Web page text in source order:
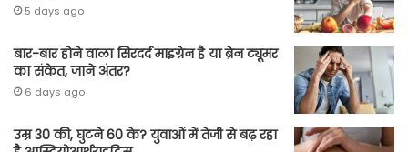
5 days ago
बार-बार होने वाला सिरदर्द माइग्रेन है या ब्रेन ट्यूमर
का संकेत, जाने अंतर?
6 days ago
उम्र 30 की, घुटने 60 के? युवाओं में तेजी से बढ़ रहा